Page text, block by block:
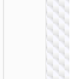
Type-C
to
点烟